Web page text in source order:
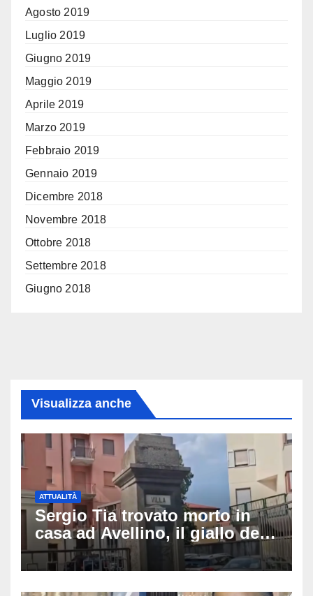
Agosto 2019
Luglio 2019
Giugno 2019
Maggio 2019
Aprile 2019
Marzo 2019
Febbraio 2019
Gennaio 2019
Dicembre 2018
Novembre 2018
Ottobre 2018
Settembre 2018
Giugno 2018
Visualizza anche
ATTUALITÀ
Sergio Tia trovato morto in
casa ad Avellino, il giallo della
porta socchiusa: disposta
l’autopsia